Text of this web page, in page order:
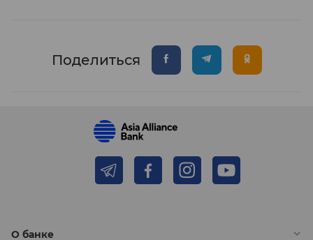
Поделиться
О банке